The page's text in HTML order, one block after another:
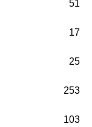
51
17
25
253
103